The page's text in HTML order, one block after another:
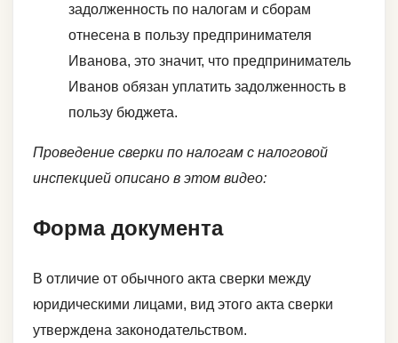
задолженность по налогам и сборам
отнесена в пользу предпринимателя
Иванова, это значит, что предприниматель
Иванов обязан уплатить задолженность в
пользу бюджета.
Проведение сверки по налогам с налоговой
инспекцией описано в этом видео:
Форма документа
В отличие от обычного акта сверки между
юридическими лицами, вид этого акта сверки
утверждена законодательством.